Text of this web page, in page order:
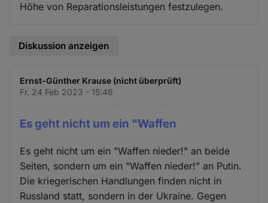
Höhe von Reparationsleistungen festzulegen.
Diskussion anzeigen
Ernst-Günther Krause (nicht überprüft)
Fr. 24 Feb 2023 - 15:46
Es geht nicht um ein "Waffen
Es geht nicht um ein "Waffen nieder!" an beide
Seiten, sondern um ein "Waffen nieder!" an Putin.
Die kriegerischen Handlungen finden nicht in
Russland statt, sondern in der Ukraine. Gegen